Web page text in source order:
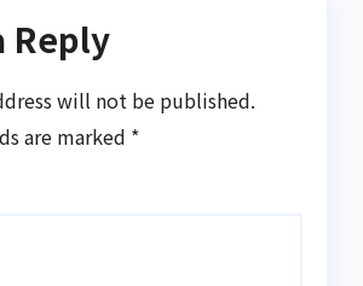
Reply
will not be published.
are marked *